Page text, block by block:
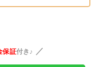
保証付き♪ ／